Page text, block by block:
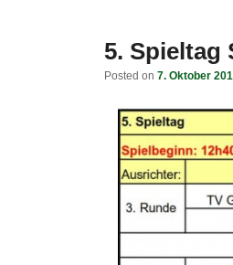
5. Spieltag
Posted on 7. Oktober